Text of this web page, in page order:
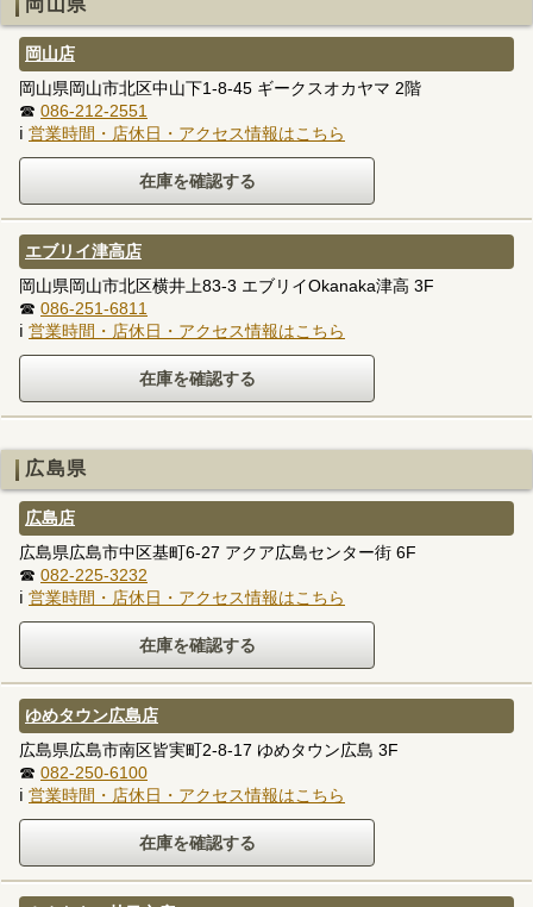
岡山店
岡山県岡山市北区中山下1-8-45 ギークスオカヤマ 2階
☎ 086-212-2551
ℹ 営業時間・店休日・アクセス情報はこちら
エブリイ津高店
岡山県岡山市北区横井上83-3 エブリイOkanaka津高 3F
☎ 086-251-6811
ℹ 営業時間・店休日・アクセス情報はこちら
広島県
広島店
広島県広島市中区基町6-27 アクア広島センター街 6F
☎ 082-225-3232
ℹ 営業時間・店休日・アクセス情報はこちら
ゆめタウン広島店
広島県広島市南区皆実町2-8-17 ゆめタウン広島 3F
☎ 082-250-6100
ℹ 営業時間・店休日・アクセス情報はこちら